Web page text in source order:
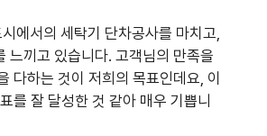
에서의 세탁기 단차공사를 마치고,
느끼고 있습니다. 고객님의 만족을
다하는 것이 저희의 목표인데요, 이
를 잘 달성한 것 같아 매우 기쁩니